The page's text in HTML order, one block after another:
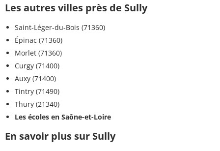
Les autres villes près de Sully
Saint-Léger-du-Bois (71360)
Épinac (71360)
Morlet (71360)
Curgy (71400)
Auxy (71400)
Tintry (71490)
Thury (21340)
Les écoles en Saône-et-Loire
En savoir plus sur Sully